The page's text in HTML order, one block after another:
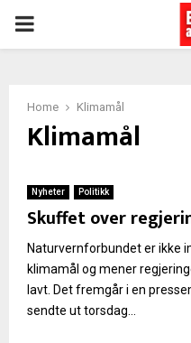
PRIMARY
Home Klimamål
Klimamål
Nyheter Politikk
Skuffet over
Naturvernforbundet er ikke
klimamål og mener
lavt. Det fremgår i en
sendte ut torsdag...